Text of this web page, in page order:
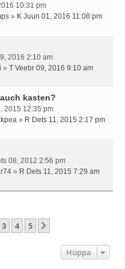
10:31 pm
» K Juun 01, 2016 11:08 pm
2016 2:10 am
» T Veebr 09, 2016 9:10 am
kasten?
2015 12:35 pm
» R Dets 11, 2015 2:17 pm
08, 2012 2:56 pm
» R Dets 11, 2015 7:29 am
3 4 5
Hüppa